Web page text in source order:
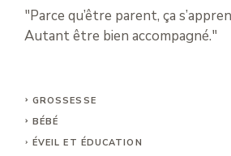
"Parce qu’être parent, ça
Autant être bien accompagné."
GROSSESSE
BÉBÉ
ÉVEIL ET ÉDUCATION